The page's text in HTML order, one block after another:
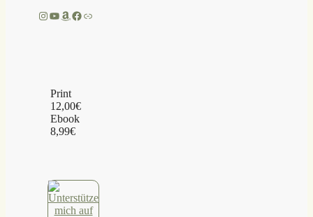
Instagram
YouTube
Amazon
Facebook
Link
Print
12,00€
Ebook
8,99€